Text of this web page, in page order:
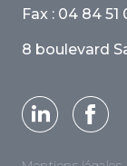
Fax : 04 84 51
8 boulevard